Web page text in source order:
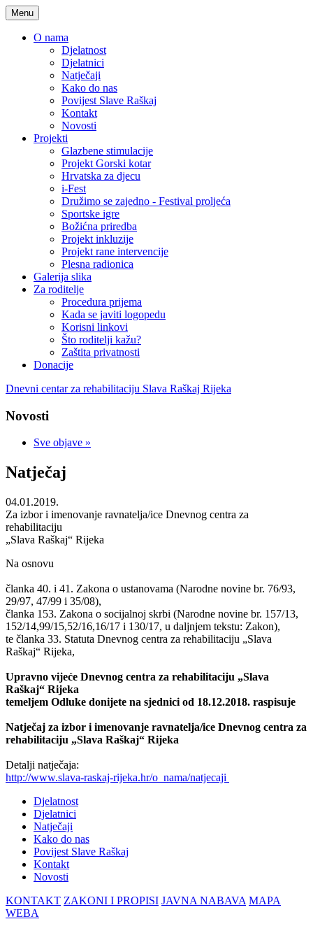
Menu
O nama
Djelatnost
Djelatnici
Natječaji
Kako do nas
Povijest Slave Raškaj
Kontakt
Novosti
Projekti
Glazbene stimulacije
Projekt Gorski kotar
Hrvatska za djecu
i-Fest
Družimo se zajedno - Festival proljeća
Sportske igre
Božićna priredba
Projekt inkluzije
Projekt rane intervencije
Plesna radionica
Galerija slika
Za roditelje
Procedura prijema
Kada se javiti logopedu
Korisni linkovi
Što roditelji kažu?
Zaštita privatnosti
Donacije
Dnevni centar za rehabilitaciju Slava Raškaj Rijeka
Novosti
Sve objave »
Natječaj
04.01.2019.
Za izbor i imenovanje ravnatelja/ice Dnevnog centra za
rehabilitaciju
„Slava Raškaj“ Rijeka
Na osnovu
članka 40. i 41. Zakona o ustanovama (Narodne novine br. 76/93,
29/97, 47/99 i 35/08),
članka 153. Zakona o socijalnoj skrbi (Narodne novine br. 157/13,
152/14,99/15,52/16,16/17 i 130/17, u daljnjem tekstu: Zakon),
te članka 33. Statuta Dnevnog centra za rehabilitaciju „Slava
Raškaj“ Rijeka,
Upravno vijeće Dnevnog centra za rehabilitaciju „Slava
Raškaj“ Rijeka
temeljem Odluke donijete na sjednici od 18.12.2018. raspisuje
Natječaj za izbor i imenovanje ravnatelja/ice Dnevnog centra za
rehabilitaciju „Slava Raškaj“ Rijeka
Detalji natječaja:
http://www.slava-raskaj-rijeka.hr/o_nama/natjecaji
Djelatnost
Djelatnici
Natječaji
Kako do nas
Povijest Slave Raškaj
Kontakt
Novosti
KONTAKT ZAKONI I PROPISI JAVNA NABAVA MAPA
WEBA